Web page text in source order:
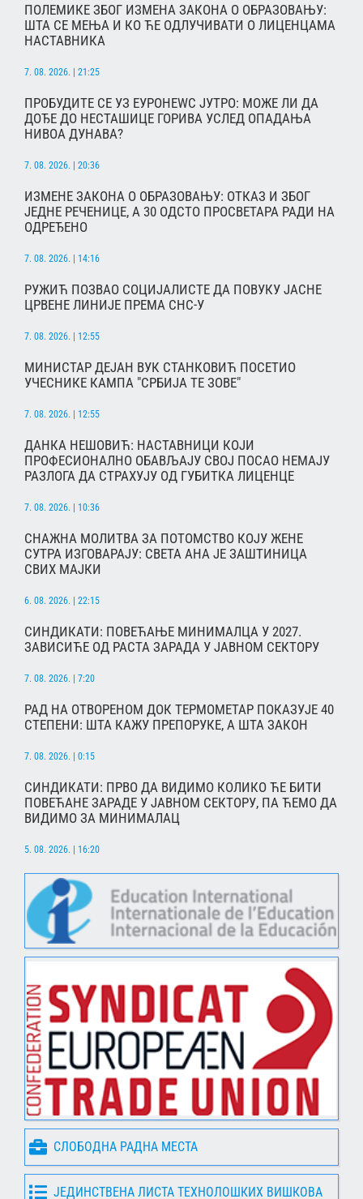
ПОЛЕМИКЕ ЗБОГ ИЗМЕНА ЗАКОНА О ОБРАЗОВАЊУ:
ШТА СЕ МЕЊА И КО ЋЕ ОДЛУЧИВАТИ О ЛИЦЕНЦАМА
НАСТАВНИКА
7. 08. 2026. | 21:25
ПРОБУДИТЕ СЕ УЗ ЕУРОНЕWС ЈУТРО: МОЖЕ ЛИ ДА
ДОЂЕ ДО НЕСТАШИЦЕ ГОРИВА УСЛЕД ОПАДАЊА
НИВОА ДУНАВА?
7. 08. 2026. | 20:36
ИЗМЕНЕ ЗАКОНА О ОБРАЗОВАЊУ: ОТКАЗ И ЗБОГ
ЈЕДНЕ РЕЧЕНИЦЕ, А 30 ОДСТО ПРОСВЕТАРА РАДИ НА
ОДРЕЂЕНО
7. 08. 2026. | 14:16
РУЖИЋ ПОЗВАО СОЦИЈАЛИСТЕ ДА ПОВУКУ ЈАСНЕ
ЦРВЕНЕ ЛИНИЈЕ ПРЕМА СНС-У
7. 08. 2026. | 12:55
МИНИСТАР ДЕЈАН ВУК СТАНКОВИЋ ПОСЕТИО
УЧЕСНИКЕ КАМПА "СРБИЈА ТЕ ЗОВЕ"
7. 08. 2026. | 12:55
ДАНКА НЕШОВИЋ: НАСТАВНИЦИ КОЈИ
ПРОФЕСИОНАЛНО ОБАВЉАЈУ СВОЈ ПОСАО НЕМАЈУ
РАЗЛОГА ДА СТРАХУЈУ ОД ГУБИТКА ЛИЦЕНЦЕ
7. 08. 2026. | 10:36
СНАЖНА МОЛИТВА ЗА ПОТОМСТВО КОЈУ ЖЕНЕ
СУТРА ИЗГОВАРАЈУ: СВЕТА АНА ЈЕ ЗАШТИНИЦА
СВИХ МАЈКИ
6. 08. 2026. | 22:15
СИНДИКАТИ: ПОВЕЋАЊЕ МИНИМАЛЦА У 2027.
ЗАВИСИЋЕ ОД РАСТА ЗАРАДА У ЈАВНОМ СЕКТОРУ
7. 08. 2026. | 7:20
РАД НА ОТВОРЕНОМ ДОК ТЕРМОМЕТАР ПОКАЗУЈЕ 40
СТЕПЕНИ: ШТА КАЖУ ПРЕПОРУКЕ, А ШТА ЗАКОН
7. 08. 2026. | 0:15
СИНДИКАТИ: ПРВО ДА ВИДИМО КОЛИКО ЋЕ БИТИ
ПОВЕЋАНЕ ЗАРАДЕ У ЈАВНОМ СЕКТОРУ, ПА ЋЕМО ДА
ВИДИМО ЗА МИНИМАЛАЦ
5. 08. 2026. | 16:20
СЛОБОДНА РАДНА МЕСТА
ЈЕДИНСТВЕНА ЛИСТА ТЕХНОЛОШКИХ ВИШКОВА